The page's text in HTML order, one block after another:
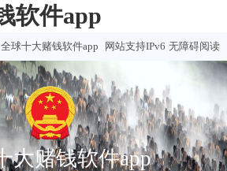
软件app
全球十大赌钱软件app 网站支持IPv6 无障碍阅读
大赌钱软件app